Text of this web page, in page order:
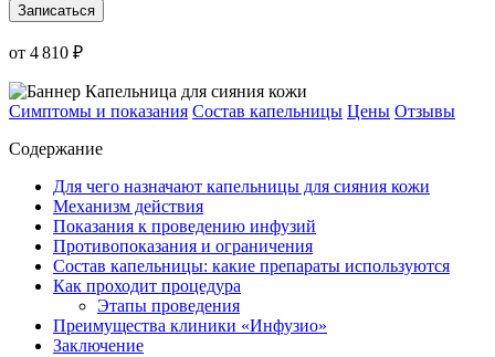
Записаться
от 4 810 ₽
Симптомы и показания Состав капельницы Цены Отзывы
Содержание
Для чего назначают капельницы для сияния кожи
Механизм действия
Показания к проведению инфузий
Противопоказания и ограничения
Состав капельницы: какие препараты используются
Как проходит процедура
Этапы проведения
Преимущества клиники «Инфузио»
Заключение